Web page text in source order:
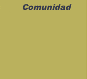
Comunidad